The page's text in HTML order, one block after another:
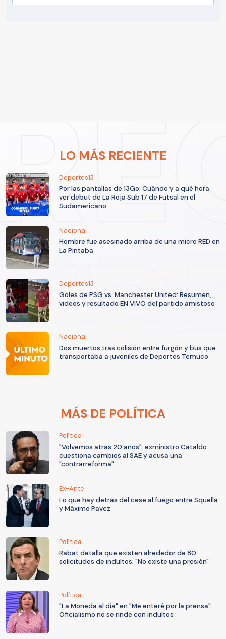
LO MÁS RECIENTE
Deportes13
Por las pantallas de 13Go: Cuándo y a qué hora
ver debut de La Roja Sub 17 de Futsal en el
Sudamericano
Nacional
Hombre fue asesinado arriba de una micro RED en
La Pintaba
Deportes13
Goles de PSG vs. Manchester United: Resumen,
videos y resultado EN VIVO del partido amistoso
Nacional
Dos muertos tras colisión entre furgón y bus que
transportaba a juveniles de Deportes Temuco
MÁS DE POLÍTICA
Política
"Volvemos atrás 20 años": exministro Cataldo
cuestiona cambios al SAE y acusa una
"contrarreforma"
Ex-Ante
Lo que hay detrás del cese al fuego entre Squella
y Máximo Pavez
Política
Rabat detalla que existen alrededor de 80
solicitudes de indultos: "No existe una presión"
Política
"La Moneda al día" en "Me enteré por la prensa":
Oficialismo no se rinde con indultos